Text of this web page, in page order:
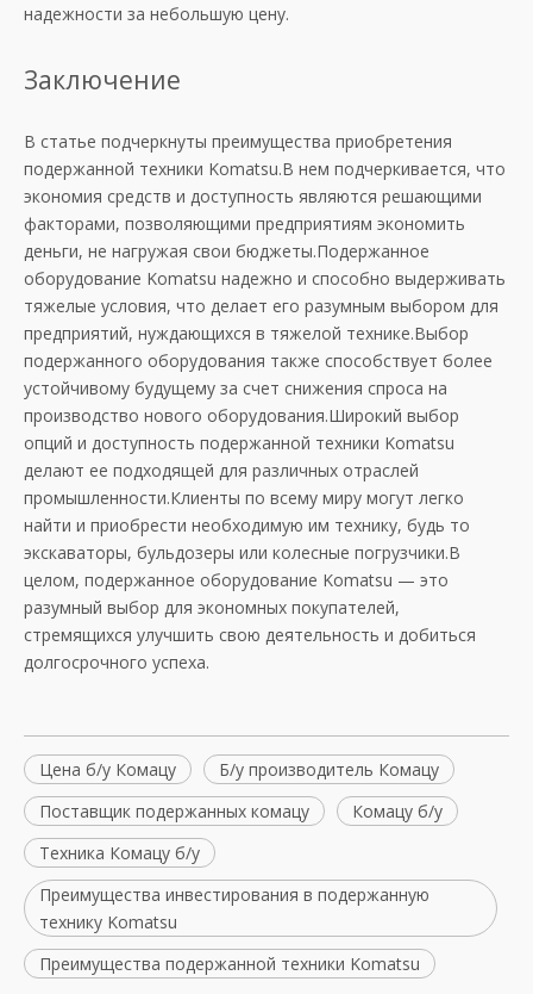
надежности за небольшую цену.
Заключение
В статье подчеркнуты преимущества приобретения
подержанной техники Komatsu.В нем подчеркивается, что
экономия средств и доступность являются решающими
факторами, позволяющими предприятиям экономить
деньги, не нагружая свои бюджеты.Подержанное
оборудование Komatsu надежно и способно выдерживать
тяжелые условия, что делает его разумным выбором для
предприятий, нуждающихся в тяжелой технике.Выбор
подержанного оборудования также способствует более
устойчивому будущему за счет снижения спроса на
производство нового оборудования.Широкий выбор
опций и доступность подержанной техники Komatsu
делают ее подходящей для различных отраслей
промышленности.Клиенты по всему миру могут легко
найти и приобрести необходимую им технику, будь то
экскаваторы, бульдозеры или колесные погрузчики.В
целом, подержанное оборудование Komatsu — это
разумный выбор для экономных покупателей,
стремящихся улучшить свою деятельность и добиться
долгосрочного успеха.
Цена б/у Комацу
Б/у производитель Комацу
Поставщик подержанных комацу
Комацу б/у
Техника Комацу б/у
Преимущества инвестирования в подержанную
технику Komatsu
Преимущества подержанной техники Komatsu